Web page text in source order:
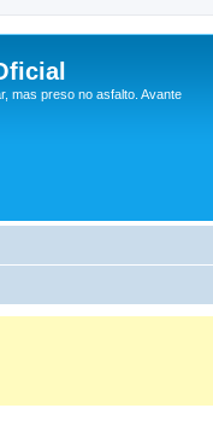
mas preso no asfalto. Avante